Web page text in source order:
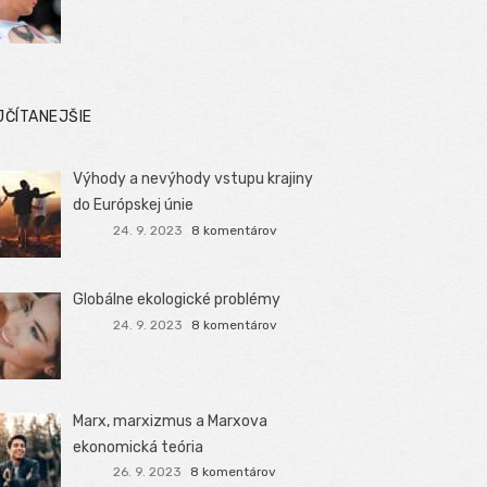
Výhody a nevýhody vstupu krajiny
do Európskej únie
24. 9. 2023 8 komentárov
Globálne ekologické problémy
24. 9. 2023 8 komentárov
Marx, marxizmus a Marxova
ekonomická teória
26. 9. 2023 8 komentárov